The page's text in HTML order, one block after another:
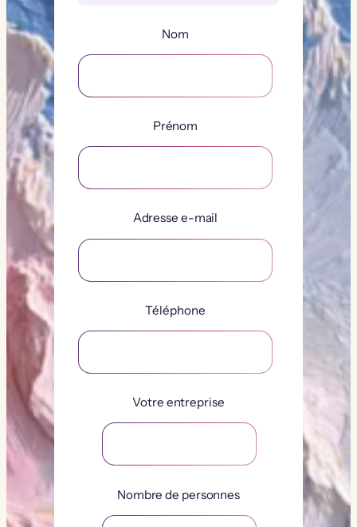
Nom
Prénom
Adresse e-mail
Téléphone
Votre entreprise
Nombre de personnes